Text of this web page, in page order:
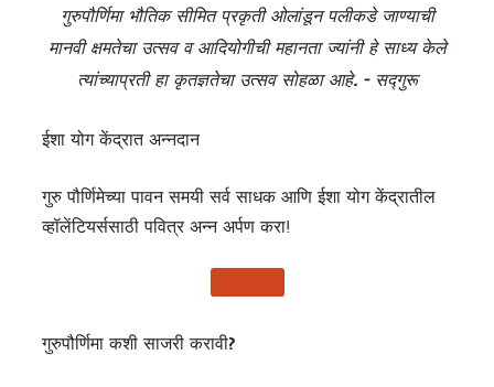
गुरुपौर्णिमा भौतिक सीमित प्रकृती ओलांडून पलीकडे जाण्याची
मानवी क्षमतेचा उत्सव व आदियोगीची महानता ज्यांनी हे साध्य केले
त्यांच्याप्रती हा कृतज्ञतेचा उत्सव सोहळा आहे. - सद्गुरू
ईशा योग केंद्रात अन्नदान
गुरु पौर्णिमेच्या पावन समयी सर्व साधक आणि ईशा योग केंद्रातील
व्हॉलेंटियर्ससाठी पवित्र अन्न अर्पण करा!
गुरुपौर्णिमा कशी साजरी करावी?